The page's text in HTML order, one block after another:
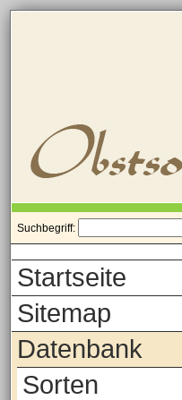
Suchbegriff:
Startseite
Sitemap
Datenbank
Sorten